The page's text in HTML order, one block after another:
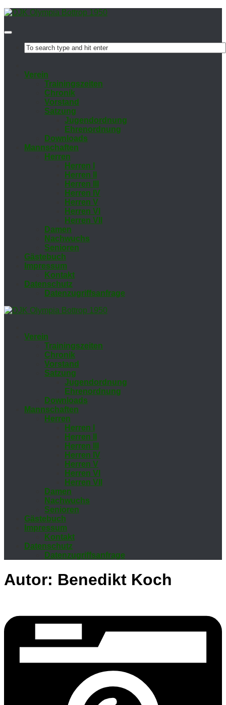
Ver­ein
Trai­nings­zei­ten
Chro­nik
Vor­stand
Sat­zung
Ju­gend­ord­nung
Eh­ren­ord­nung
Down­loads
Mann­schaf­ten
Her­ren
Her­ren I
Her­ren II
Her­ren III
Her­ren IV
Her­ren V
Her­ren VI
Her­ren VII
Da­men
Nach­wuchs
Se­nio­ren
Gäs­te­buch
Im­pres­sum
Kon­takt
Da­ten­schutz
Da­ten­zu­griffs­an­fra­ge
Ver­ein
Trai­nings­zei­ten
Chro­nik
Vor­stand
Sat­zung
Ju­gend­ord­nung
Eh­ren­ord­nung
Down­loads
Mann­schaf­ten
Her­ren
Her­ren I
Her­ren II
Her­ren III
Her­ren IV
Her­ren V
Her­ren VI
Her­ren VII
Da­men
Nach­wuchs
Se­nio­ren
Gäs­te­buch
Im­pres­sum
Kon­takt
Da­ten­schutz
Da­ten­zu­griffs­an­fra­ge
Autor: Benedikt Koch